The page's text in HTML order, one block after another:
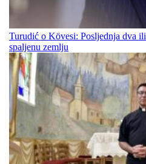
Turudić o Kövesi: Posljednja dva
spaljenu zemlju